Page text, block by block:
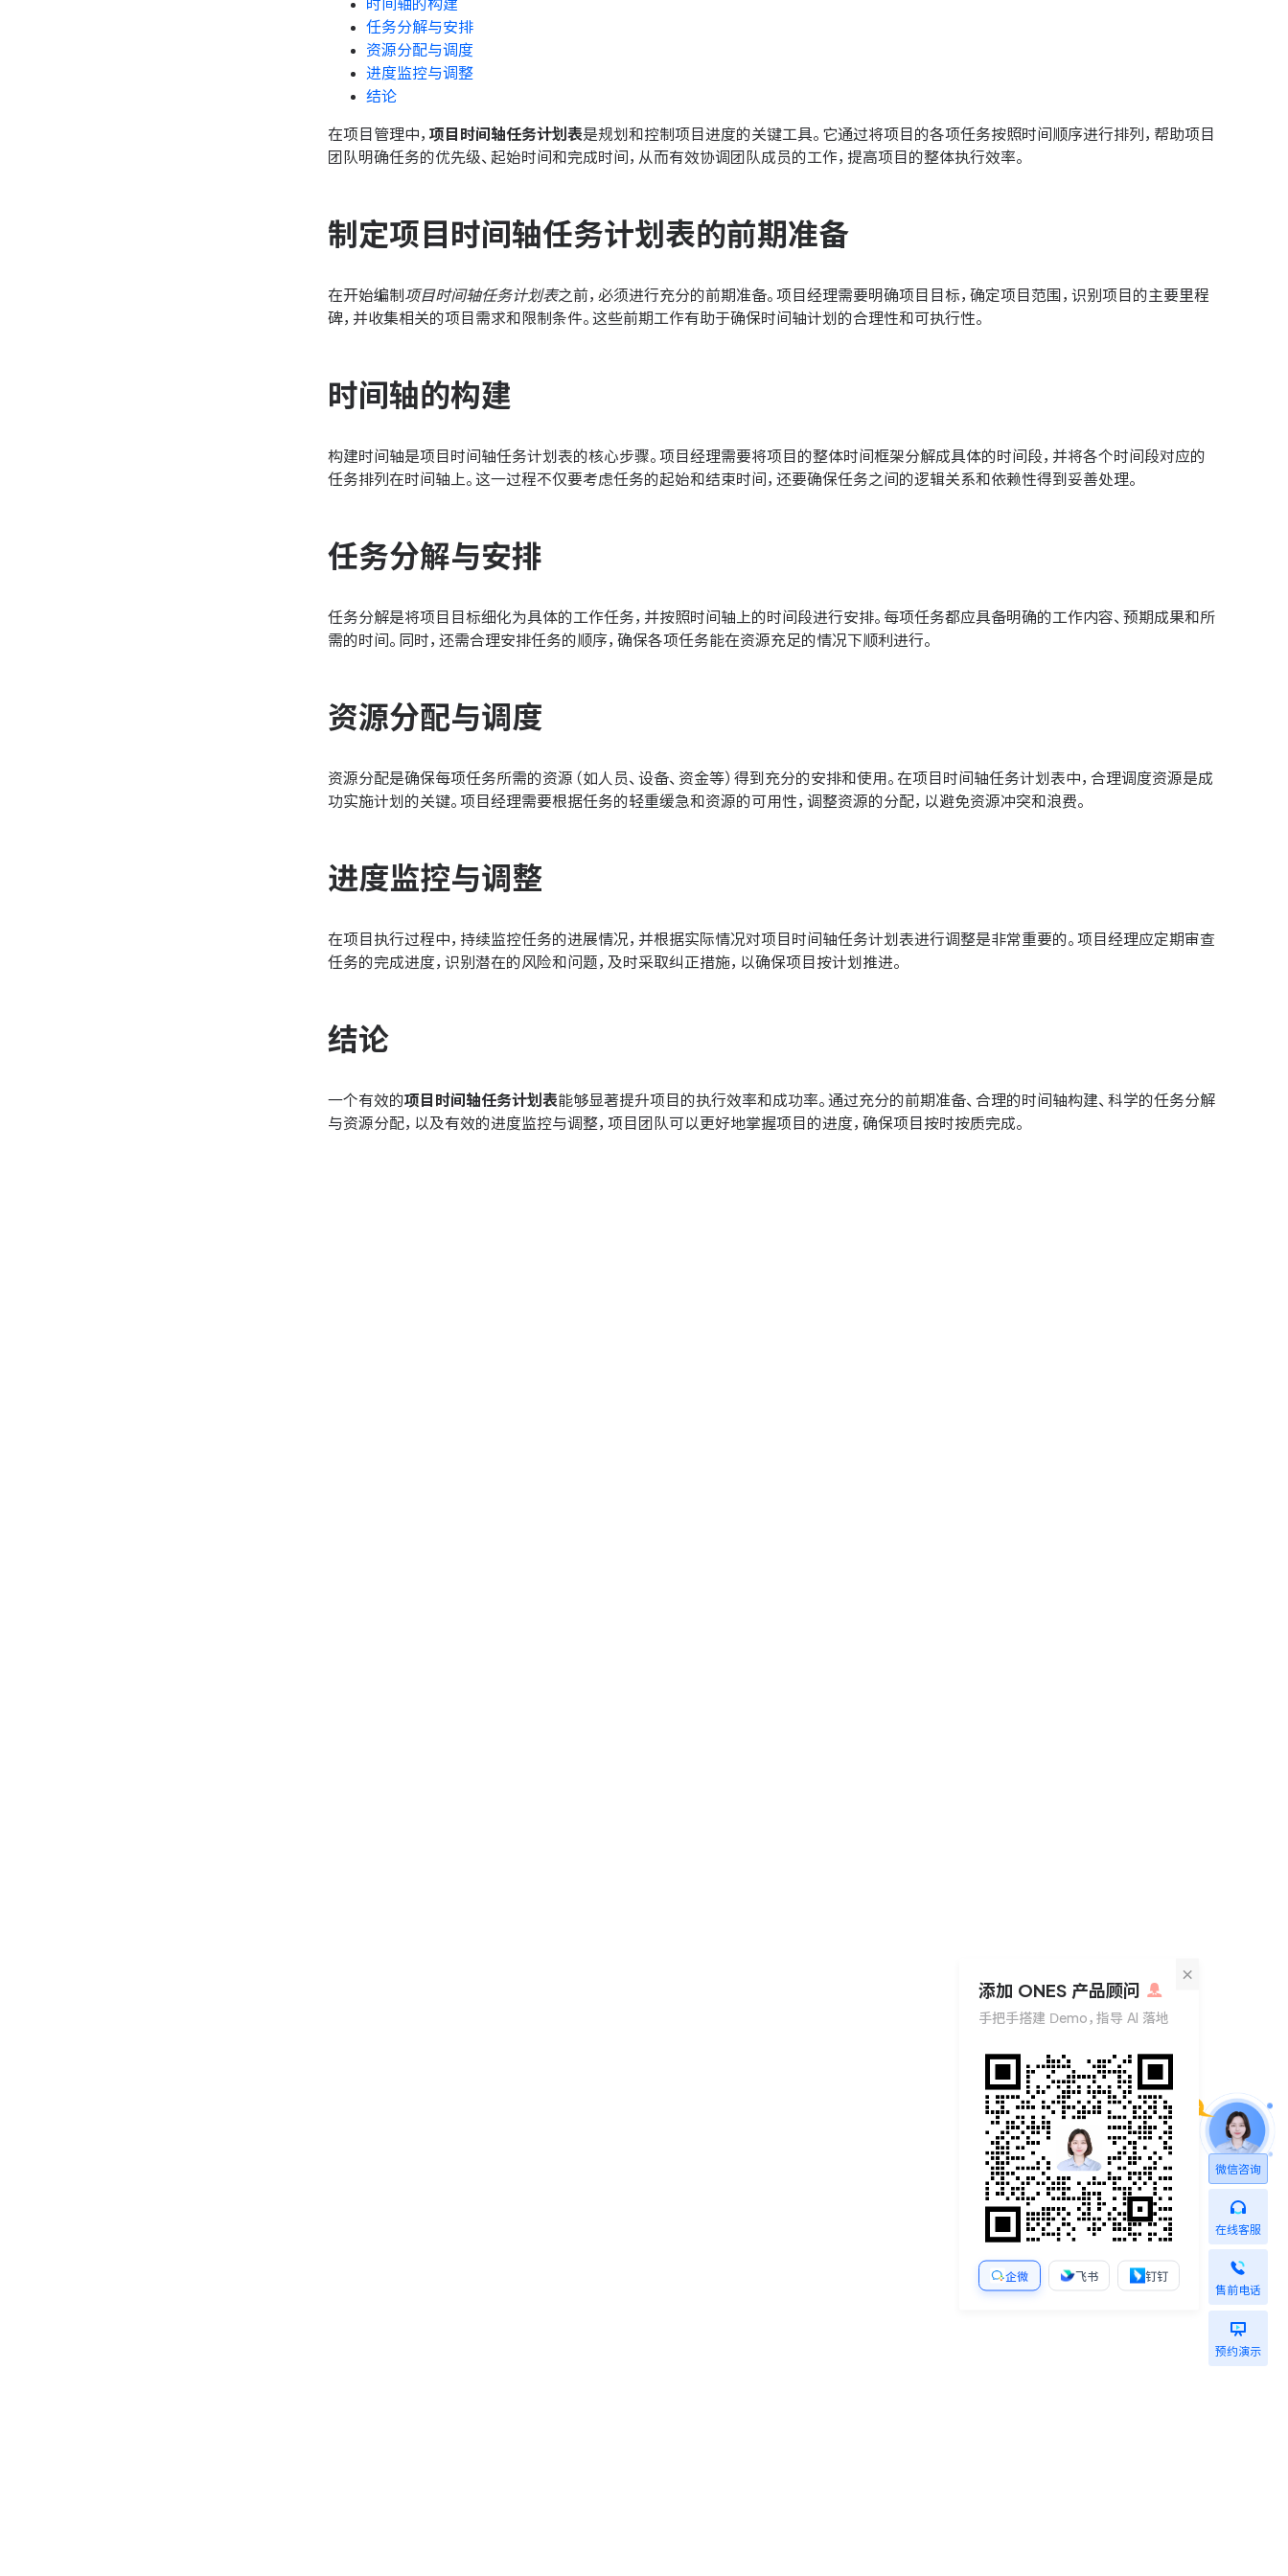
时间轴的构建
任务分解与安排
资源分配与调度
进度监控与调整
结论
在项目管理中， 项目时间轴任务计划表是规划和控制项目进度的关键工具。它通过将项目的各项任务按照时间顺序进行排列，帮助项目
团队明确任务的优先级、起始时间和完成时间，从而有效协调团队成员的工作，提高项目的整体执行效率。
制定项目时间轴任务计划表的前期准备
在开始编制 项目时间轴任务计划表之前，必须进行充分的前期准备。项目经理需要明确项目目标，确定项目范围，识别项目的主要里程
碑，并收集相关的项目需求和限制条件。这些前期工作有助于确保时间轴计划的合理性和可执行性。
时间轴的构建
构建时间轴是项目时间轴任务计划表的核心步骤。项目经理需要将项目的整体时间框架分解成具体的时间段，并将各个时间段对应的
任务排列在时间轴上。这一过程不仅要考虑任务的起始和结束时间，还要确保任务之间的逻辑关系和依赖性得到妥善处理。
任务分解与安排
任务分解是将项目目标细化为具体的工作任务，并按照时间轴上的时间段进行安排。每项任务都应具备明确的工作内容、预期成果和所
需的时间。同时，还需合理安排任务的顺序，确保各项任务能在资源充足的情况下顺利进行。
资源分配与调度
资源分配是确保每项任务所需的资源（如人员、设备、资金等）得到充分的安排和使用。在项目时间轴任务计划表中，合理调度资源是成
功实施计划的关键。项目经理需要根据任务的轻重缓急和资源的可用性，调整资源的分配，以避免资源冲突和浪费。
进度监控与调整
在项目执行过程中，持续监控任务的进展情况，并根据实际情况对项目时间轴任务计划表进行调整是非常重要的。项目经理应定期审查
任务的完成进度，识别潜在的风险和问题，及时采取纠正措施，以确保项目按计划推进。
结论
一个有效的项目时间轴任务计划表能够显著提升项目的执行效率和成功率。通过充分的前期准备、合理的时间轴构建、科学的任务分解
与资源分配，以及有效的进度监控与调整，项目团队可以更好地掌握项目的进度，确保项目按时按质完成。
微信咨询
×
添加 ONES 产品顾问
手把手搭建 Demo，指导 AI 落地
企微 飞书 钉钉
在线客服
售前电话
预约演示